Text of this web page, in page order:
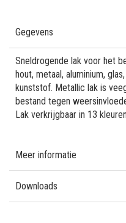
Gegevens
Sneldrogende lak voor het
hout, metaal, aluminium,
kunststof. Metallic lak is
bestand tegen
Lak verkrijgbaar in 13
Meer informatie
Downloads